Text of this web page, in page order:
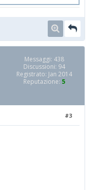
Messaggi: 438
Discussioni: 94
Registrato: Jan 2014
Reputazione: 5
#3